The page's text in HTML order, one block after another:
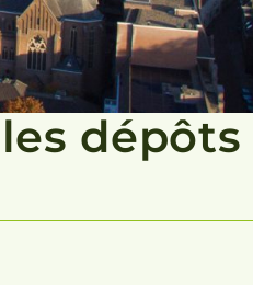
dépôts